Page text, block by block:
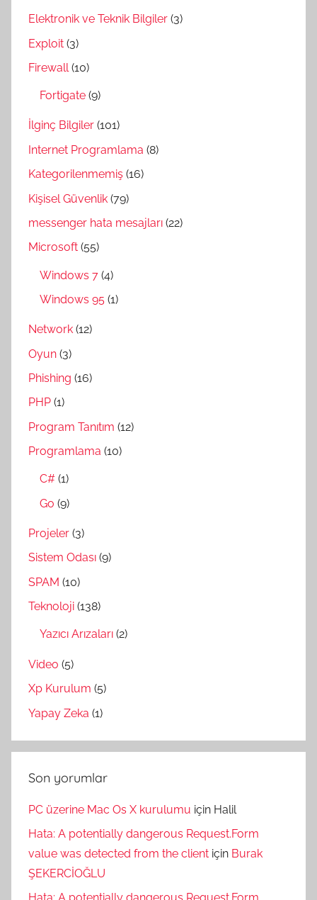
Elektronik ve Teknik Bilgiler (3)
Exploit (3)
Firewall(10)
Fortigate (9)
İlginç Bilgiler (101)
Internet Programlama (8)
Kategorilenmemiş (16)
Kişisel Güvenlik (79)
messenger hata mesajları (22)
Microsoft (55)
Windows 7 (4)
Windows 95 (1)
Network (12)
Oyun (3)
Phishing (16)
PHP (1)
Program Tanıtım (12)
Programlama (10)
C# (1)
Go (9)
Projeler (3)
Sistem Odası (9)
SPAM (10)
Teknoloji (138)
Yazıcı Arızaları (2)
Video (5)
Xp Kurulum (5)
Yapay Zeka (1)
Son yorumlar
PC üzerine Mac Os X kurulumu için Halil
Hata: A potentially dangerous Request.Form
value was detected from the client için Burak
ŞEKERCİOĞLU